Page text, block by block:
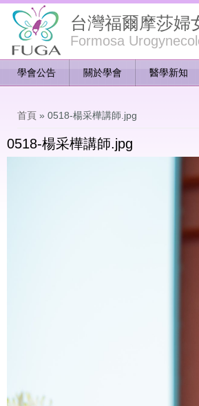
台灣福爾摩莎婦
Formosa
學會公告 關於學會 醫學新知
首頁 » 0518-楊采樺講師.jpg
0518-楊采樺講師.jpg